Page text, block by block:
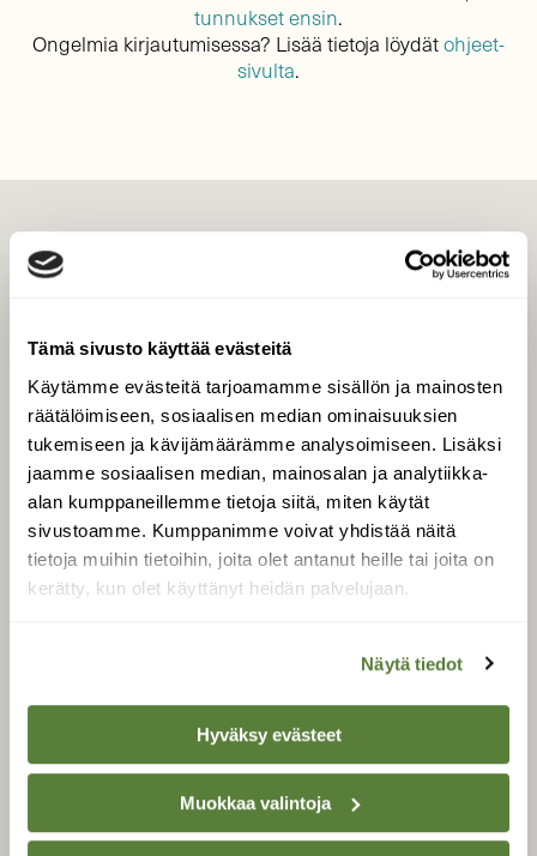
Tämä sivusto käyttää evästeitä
Käytämme evästeitä tarjoamamme sisällön ja mainosten
räätälöimiseen, sosiaalisen median ominaisuuksien
tukemiseen ja kävijämäärämme analysoimiseen. Lisäksi
jaamme sosiaalisen median, mainosalan ja analytiikka-
alan kumppaneillemme tietoja siitä, miten käytät
sivustoamme. Kumppanimme voivat yhdistää näitä
tietoja muihin tietoihin, joita olet antanut heille tai joita on
kerätty, kun olet käyttänyt heidän palvelujaan.
Näytä tiedot
Hyväksy evästeet
Muokkaa valintoja
tunnukset ensin.
Ongelmia kirjautumisessa? Lisää tietoja löydätohjeet-
sivulta.
Tilaa digilukuoikeus
Äänestä parasta juttua
Tilaa uutiskirje
SUOMEN LUONNON­
SUOJELU­LIITTO
Suomen Luonto -lehden
luonnonsuojelu­liitto.